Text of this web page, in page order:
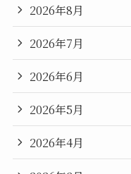
2026年8月
2026年7月
2026年6月
2026年5月
2026年4月